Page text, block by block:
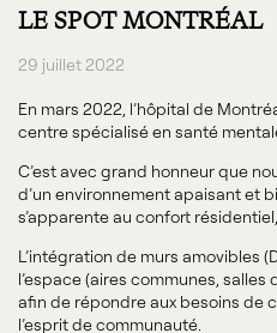
LE SPOT MONTRÉAL
29 juillet 2022
En mars 2022, l’hôpital de
centre spécialisé en santé
C’est avec grand honneur que
d’un environnement apaisant et
s’apparente au confort
L’intégration de murs amovibles
l’espace (aires communes,
afin de répondre aux besoins de
l’esprit de communauté.